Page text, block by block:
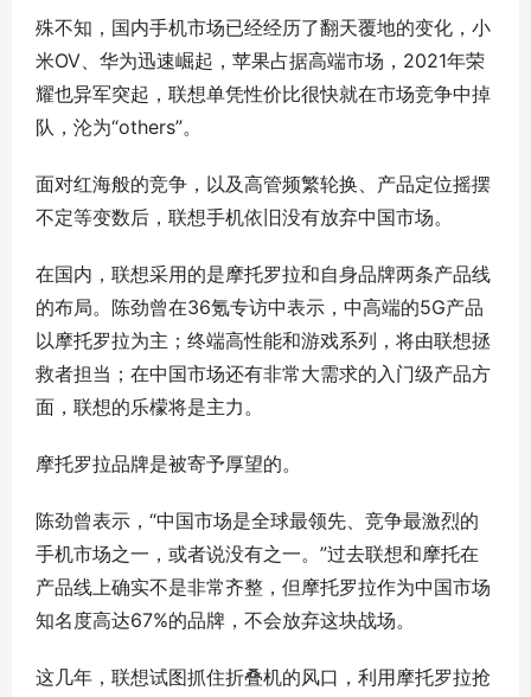
殊不知，国内手机市场已经经历了翻天覆地的变化，小
米OV、华为迅速崛起，苹果占据高端市场，2021年荣
耀也异军突起，联想单凭性价比很快就在市场竞争中掉
队，沦为“others”。
面对红海般的竞争，以及高管频繁轮换、产品定位摇摆
不定等变数后，联想手机依旧没有放弃中国市场。
在国内，联想采用的是摩托罗拉和自身品牌两条产品线
的布局。陈劲曾在36氪专访中表示，中高端的5G产品
以摩托罗拉为主；终端高性能和游戏系列，将由联想拯
救者担当；在中国市场还有非常大需求的入门级产品方
面，联想的乐檬将是主力。
摩托罗拉品牌是被寄予厚望的。
陈劲曾表示，“中国市场是全球最领先、竞争最激烈的
手机市场之一，或者说没有之一。”过去联想和摩托在
产品线上确实不是非常齐整，但摩托罗拉作为中国市场
知名度高达67%的品牌，不会放弃这块战场。
这几年，联想试图抓住折叠机的风口，利用摩托罗拉抢